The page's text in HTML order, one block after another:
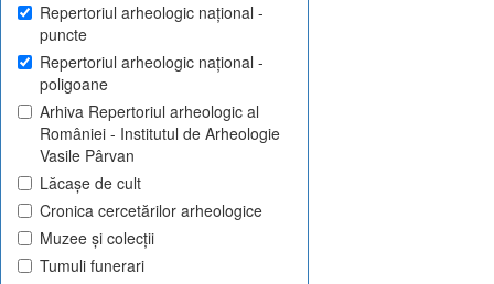
Repertoriul arheologic național -
puncte
Repertoriul arheologic național -
poligoane
Arhiva Repertoriul arheologic al
României - Institutul de Arheologie
Vasile Pârvan
Lăcașe de cult
Cronica cercetărilor arheologice
Muzee și colecții
Tumuli funerari